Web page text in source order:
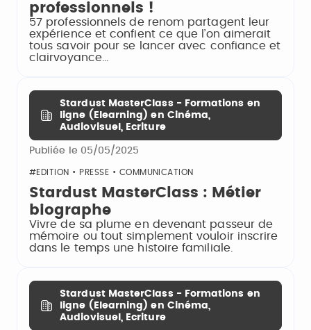
professionnels !
57 professionnels de renom partagent leur
expérience et confient ce que l’on aimerait
tous savoir pour se lancer avec confiance et
clairvoyance…
Stardust MasterClass - Formations en
ligne (Elearning) en Cinéma,
Audiovisuel, Ecriture
Publiée le 05/05/2025
#EDITION • PRESSE • COMMUNICATION
Stardust MasterClass : Métier
biographe
Vivre de sa plume en devenant passeur de
mémoire ou tout simplement vouloir inscrire
dans le temps une histoire familiale.
Stardust MasterClass - Formations en
ligne (Elearning) en Cinéma,
Audiovisuel, Ecriture